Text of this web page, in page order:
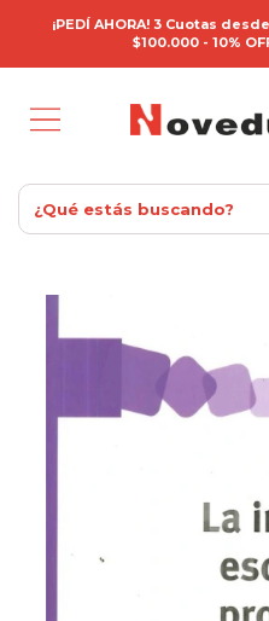
¡PEDÍ AHORA! 3 Cuotas
$100.000 - 10%